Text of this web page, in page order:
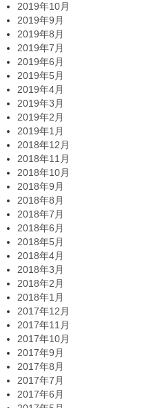
2019年10月
2019年9月
2019年8月
2019年7月
2019年6月
2019年5月
2019年4月
2019年3月
2019年2月
2019年1月
2018年12月
2018年11月
2018年10月
2018年9月
2018年8月
2018年7月
2018年6月
2018年5月
2018年4月
2018年3月
2018年2月
2018年1月
2017年12月
2017年11月
2017年10月
2017年9月
2017年8月
2017年7月
2017年6月